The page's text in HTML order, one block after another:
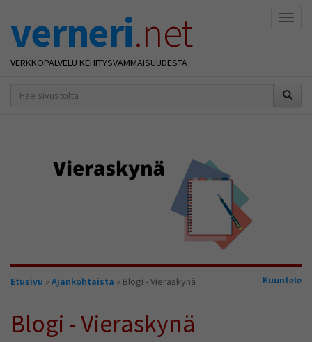
verneri.net
VERKKOPALVELU KEHITYSVAMMAISUUDESTA
hakusana(t)
Olet
Etusivu » Ajankohtaista » Blogi - Vieraskynä Kuuntele
Blogi - Vieraskynä